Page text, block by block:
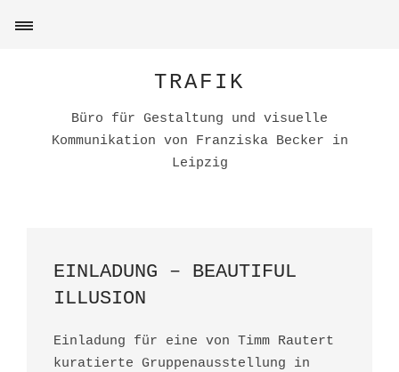
TRAFIK
Büro für Gestaltung und visuelle
Kommunikation von Franziska Becker in
Leipzig
EINLADUNG – BEAUTIFUL
ILLUSION
Einladung für eine von Timm Rautert
kuratierte Gruppenausstellung in